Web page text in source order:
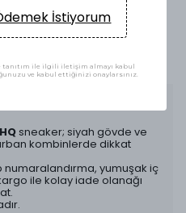
sneaker; siyah gövde ve
kombinlerde dikkat
numaralandırma, yumuşak iç
ile kolay iade olanağı
İstiyorum
ile ilgili iletişim almayı kabul
ve kabul ettiğinizi onaylarsınız.